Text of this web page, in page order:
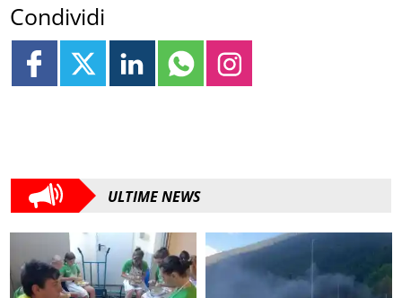
Condividi
ULTIME NEWS